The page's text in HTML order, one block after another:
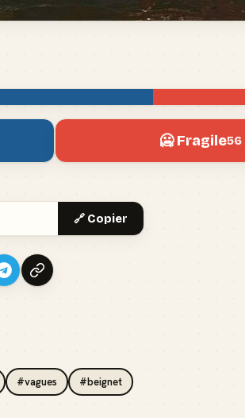
🥶 Fragile56
🔗 Copier
#vagues #beignet